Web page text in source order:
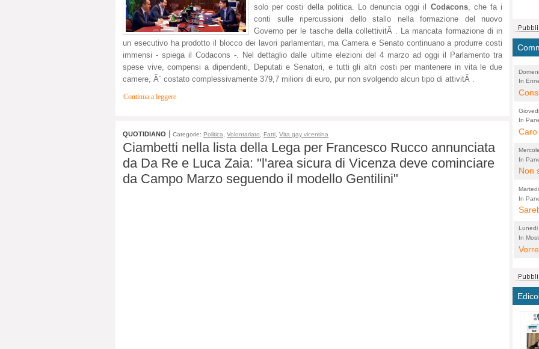
solo per costi della politica. Lo denuncia oggi il Codacons, che fa i
conti sulle ripercussioni dello stallo nella formazione del nuovo
Governo per le tasche della collettivitÃ . La mancata formazione di in
un esecutivo ha prodotto il blocco dei lavori parlamentari, ma Camera e Senato continuano a produrre costi
immensi - spiega il Codacons -. Nel dettaglio dalle ultime elezioni del 4 marzo ad oggi il Parlamento tra
spese vive, compensi a dipendenti, Deputati e Senatori, e tutti gli altri costi per mantenere in vita le due
camere, Ã¨ costato complessivamente 379,7 milioni di euro, pur non svolgendo alcun tipo di attivitÃ .
Continua a leggere
QUOTIDIANO Categorie: Politica Volontariato Fatti Vita gay vicentina
Ciambetti nella lista della Lega per Francesco Rucco annunciata
da Da Re e Luca Zaia: "l'area sicura di Vicenza deve cominciare
da Campo Marzo seguendo il modello Gentilini"
In
per
che
qui
PER
In
Caro
sono
(non
dal
Ora
In
Non
la
a
In
città,
In
di
e